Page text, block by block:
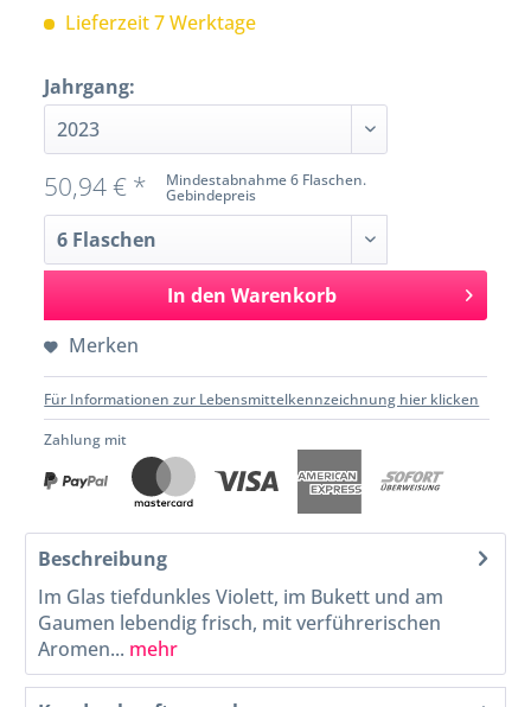
Lieferzeit 7 Werktage
Jahrgang:
Mindestabnahme 6 Flaschen.
Gebindepreis
50,94 € *
In den Warenkorb
Merken
Für Informationen zur Lebensmittelkennzeichnung hier klicken
Zahlung mit
Beschreibung
Im Glas tiefdunkles Violett, im Bukett und am
Gaumen lebendig frisch, mit verführerischen
Aromen... mehr